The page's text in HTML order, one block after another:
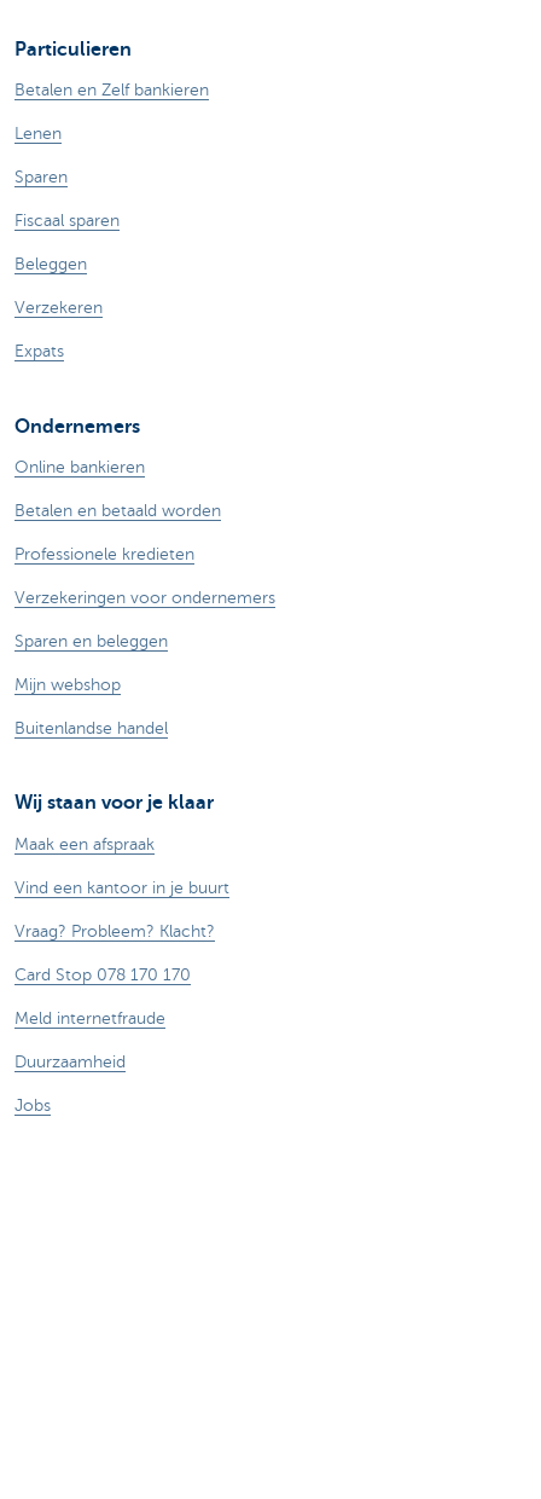
Particulieren
Betalen en Zelf bankieren
Lenen
Sparen
Fiscaal sparen
Beleggen
Verzekeren
Expats
Ondernemers
Online bankieren
Betalen en betaald worden
Professionele kredieten
Verzekeringen voor ondernemers
Sparen en beleggen
Mijn webshop
Buitenlandse handel
Wij staan voor je klaar
Maak een afspraak
Vind een kantoor in je buurt
Vraag? Probleem? Klacht?
Card Stop 078 170 170
Meld internetfraude
Duurzaamheid
Jobs